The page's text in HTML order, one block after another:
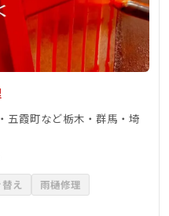
五霞町など栃木・群馬・埼
え
雨樋修理